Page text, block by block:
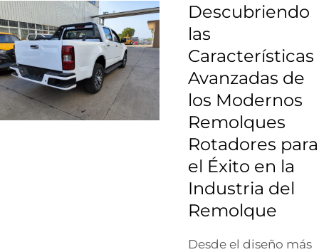
Descubriendo
las
Características
Avanzadas de
los Modernos
Remolques
Rotadores para
el Éxito en la
Industria del
Remolque
Desde el diseño más